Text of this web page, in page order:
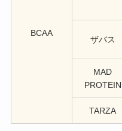
BCAA
ザバス
MAD
PROTEIN
TARZA